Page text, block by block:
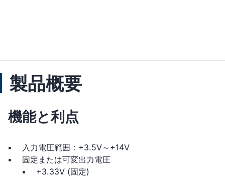
製品概要
機能と利点
入力電圧範囲：+3.5V～+14V
固定または可変出力電圧
+3.33V (固定)